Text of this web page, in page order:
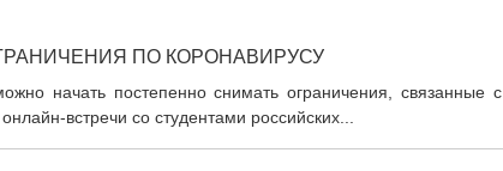
ПО КОРОНАВИРУСУ
начать постепенно снимать ограничения, связанные с
встречи со студентами российских...